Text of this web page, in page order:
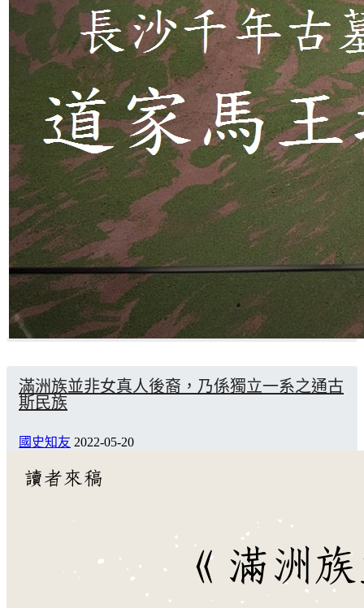
滿洲族並非女真人後裔，乃係獨立一系之通古
斯民族
國史知友 2022-05-20